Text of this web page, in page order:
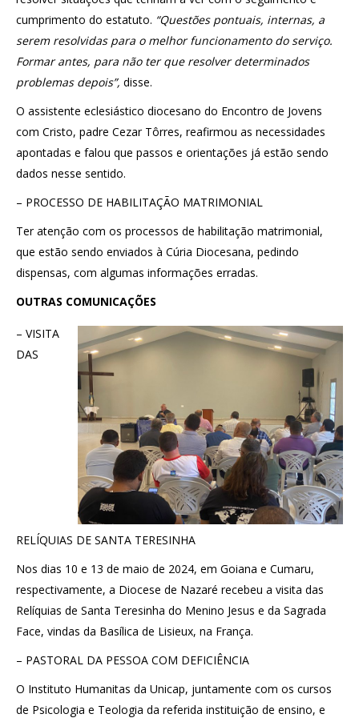
cumprimento do estatuto. “Questões pontuais, internas, a
serem resolvidas para o melhor funcionamento do serviço.
Formar antes, para não ter que resolver determinados
problemas depois”, disse.
O assistente eclesiástico diocesano do Encontro de Jovens
com Cristo, padre Cezar Tôrres, reafirmou as necessidades
apontadas e falou que passos e orientações já estão sendo
dados nesse sentido.
– PROCESSO DE HABILITAÇÃO MATRIMONIAL
Ter atenção com os processos de habilitação matrimonial,
que estão sendo enviados à Cúria Diocesana, pedindo
dispensas, com algumas informações erradas.
OUTRAS COMUNICAÇÕES
– VISITA
DAS
RELÍQUIAS DE SANTA TERESINHA
Nos dias 10 e 13 de maio de 2024, em Goiana e Cumaru,
respectivamente, a Diocese de Nazaré recebeu a visita das
Relíquias de Santa Teresinha do Menino Jesus e da Sagrada
Face, vindas da Basílica de Lisieux, na França.
– PASTORAL DA PESSOA COM DEFICIÊNCIA
O Instituto Humanitas da Unicap, juntamente com os cursos
de Psicologia e Teologia da referida instituição de ensino, e